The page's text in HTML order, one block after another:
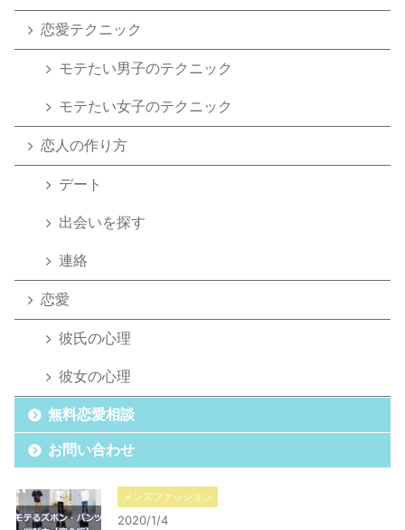
恋愛テクニック
モテたい男子のテクニック
モテたい女子のテクニック
恋人の作り方
デート
出会いを探す
連絡
恋愛
彼氏の心理
彼女の心理
無料恋愛相談
お問い合わせ
メンズファッション
2020/1/4